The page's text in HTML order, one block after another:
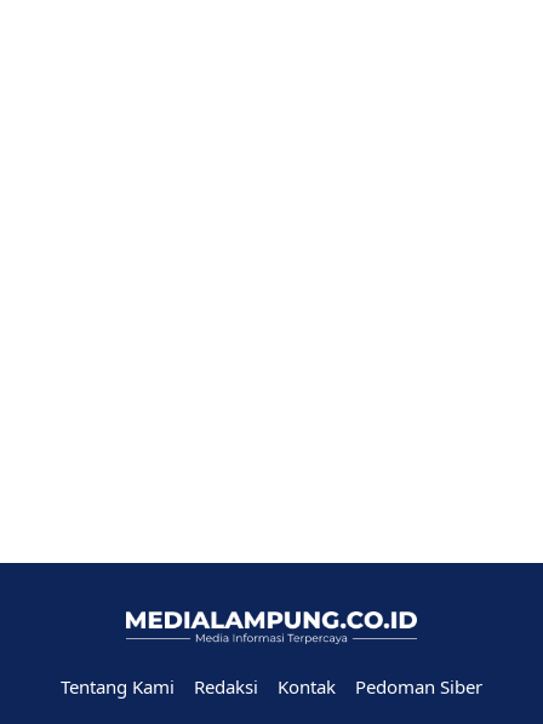
Tentang Kami Redaksi Kontak
Pedoman Siber